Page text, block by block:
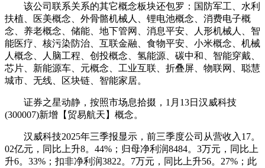
该公司联系关系的其它概念板块还包罗：国防军工、水利
扶植、医美概念、外骨骼机械人、锂电池概念、消费电子概
念、养老概念、储能、地下管网、消息平安、人形机械人、智
能医疗、核污染防治、互联金融、食物平安、小米概念、机械
人概念、人脑工程、创投概念、氢能源、碳中和、智能穿戴、
芯片、新能源车、元概念、工业互联、折叠屏、物联网、聪慧
城市、无线、区块链、智能家居。
证券之星动静，按照市场息拾掇，1月13日汉威科技
(300007)新增【贸易航天】概念。
汉威科技2025年三季报显示，前三季度公司从营收入17。
02亿元，同比上升8。44%；归母净利润8484。3万元，同比上
升6。33%；扣非净利润3822。7万元，同比上升56。27%；此